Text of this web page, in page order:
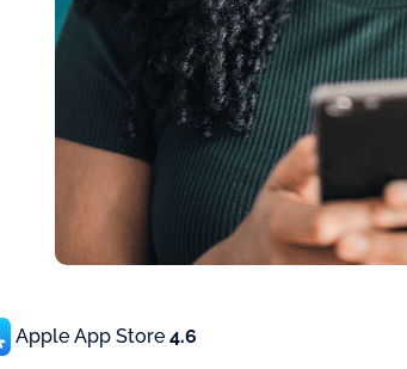
Apple App Store 4.6